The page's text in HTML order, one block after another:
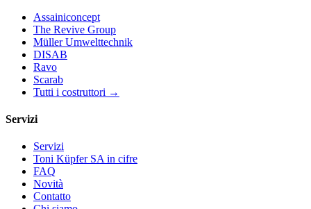
Assainiconcept
The Revive Group
Müller Umwelttechnik
DISAB
Ravo
Scarab
Tutti i costruttori →
Servizi
Servizi
Toni Küpfer SA in cifre
FAQ
Novità
Contatto